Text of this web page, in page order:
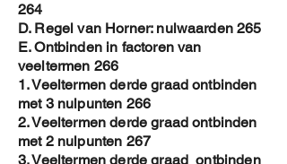
264
D. Regel van Horner: nulwaarden 265
E. Ontbinden in factoren van
veeltermen 266
1. Veeltermen derde graad ontbinden
met 3 nulpunten 266
2. Veeltermen derde graad ontbinden
met 2 nulpunten 267
3. Veeltermen derde graad ontbinden